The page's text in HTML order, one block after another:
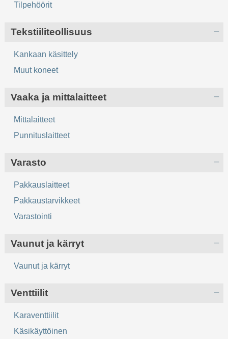
Tilpehöörit
Tekstiiliteollisuus
Kankaan käsittely
Muut koneet
Vaaka ja mittalaitteet
Mittalaitteet
Punnituslaitteet
Varasto
Pakkauslaitteet
Pakkaustarvikkeet
Varastointi
Vaunut ja kärryt
Vaunut ja kärryt
Venttiilit
Karaventtiilit
Käsikäyttöinen